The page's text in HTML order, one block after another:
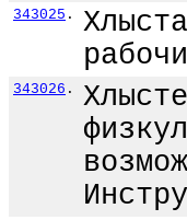
343025 .
343026 .